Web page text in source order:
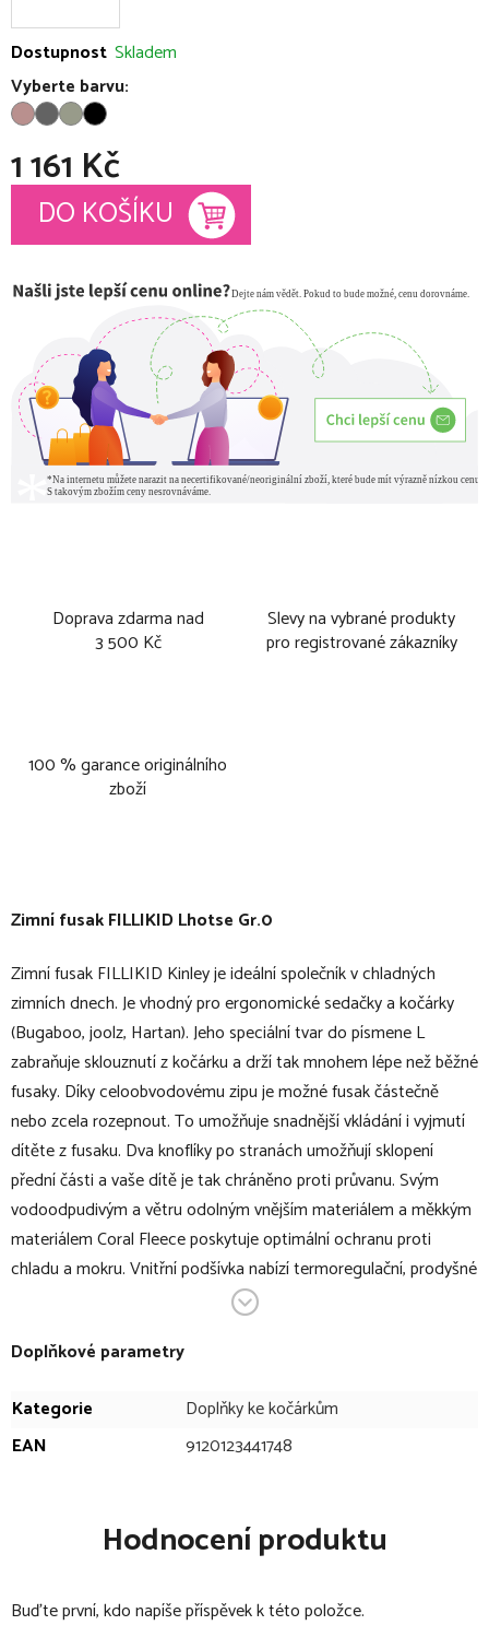
Dostupnost Skladem
Vyberte barvu:
1 161 Kč
Měrná cena:
DO KOŠÍKU
Doprava zdarma nad
3 500 Kč
Slevy na vybrané produkty
pro registrované zákazníky
100 % garance originálního
zboží
Zimní fusak FILLIKID Lhotse Gr.0
Zimní fusak FILLIKID Kinley je ideální společník v chladných
zimních dnech. Je vhodný pro ergonomické sedačky a kočárky
(Bugaboo, joolz, Hartan). Jeho speciální tvar do písmene L
zabraňuje sklouznutí z kočárku a drží tak mnohem lépe než běžné
fusaky. Díky celoobvodovému zipu je možné fusak částečně
nebo zcela rozepnout. To umožňuje snadnější vkládání i vyjmutí
dítěte z fusaku. Dva knoflíky po stranách umožňují sklopení
přední části a vaše dítě je tak chráněno proti průvanu. Svým
vodoodpudivým a větru odolným vnějším materiálem a měkkým
materiálem Coral Fleece poskytuje optimální ochranu proti
chladu a mokru. Vnitřní podšívka nabízí termoregulační, prodyšné
vlastnosti a má navíc ochranu proti nečistotám. Vaše dítě bude
plánujete výlet.
V bodech:
joolz, Hartan)
speciální tvar do písmene L zabraňuje sklouznutí z kočárku
měkký materiál Coral Fleece poskytuje optimální ochranu
Doplňkové parametry
Kategorie
Doplňky ke kočárkům
EAN
9120123441748
Hodnocení produktu
Buďte první, kdo napíše příspěvek k této položce.